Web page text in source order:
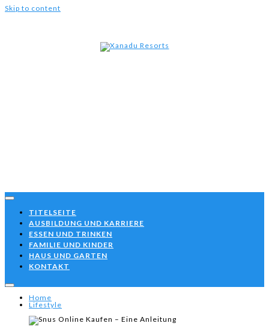
Skip to content
TITELSEITE
AUSBILDUNG UND KARRIERE
ESSEN UND TRINKEN
FAMILIE UND KINDER
HAUS UND GARTEN
KONTAKT
Home
Lifestyle